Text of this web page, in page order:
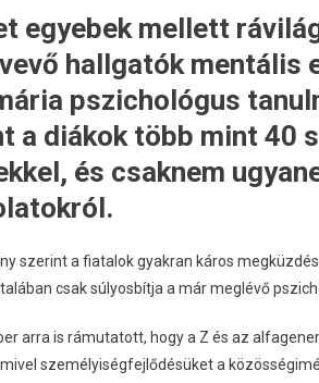
egyebek mellett
hallgatók mentális
pszichológus
a diákok több mint 40
és csaknem
szerint a fiatalok gyakran káros
csak súlyosbítja a már meglévő
arra is rámutatott, hogy a Z és az
személyiségfejlődésüket a